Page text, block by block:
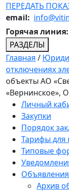
ПЕРЕДАТЬ
email:
Горячая линия:
РАЗДЕЛЫ
Главная /
отключениях
объекты АО
«Вернинское»,
Личный
Закупки
Порядок
Тарифы для
Типовые
Архив